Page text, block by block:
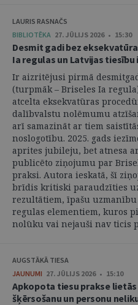
LAURIS RASNAČS
BIBLIOTĒKA 27. JŪLIJS 2026 • 15:30
Desmit gadi bez
Ia regulas un Latvijas
Ir aizritējusi pirmā
(turpmāk – Briseles Ia
atcelta eksekvatūras
dalībvalstu nolēmumu
arī samazināt ar tiem
noslogotību. 2025. gads
aprites jubileju, bet atnesa
publicēto ziņojumu par
praksi. Autora ieskatā, šī
brīdis kritiski paraudzīties
rezultātiem, īpašu
regulas elementiem, kuros
nolūku vai nejauši nav ticis
AUGSTĀKĀ TIESA
JAUNUMI 27. JŪLIJS 2026 • 15:10
Apkopota tiesu prakse
šķērsošanu un personu